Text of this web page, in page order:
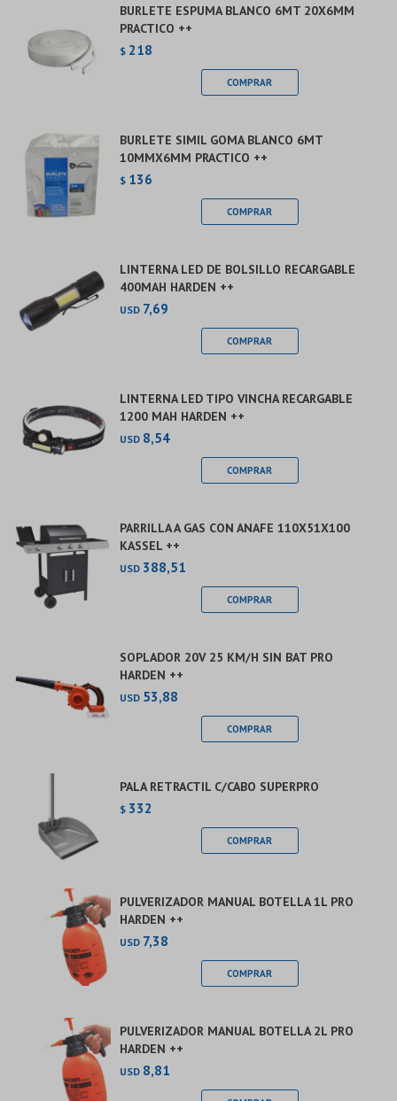
BURLETE ESPUMA BLANCO 6MT 20X6MM
PRACTICO ++
$ 218
BURLETE SIMIL GOMA BLANCO 6MT
10MMX6MM PRACTICO ++
$ 136
LINTERNA LED DE BOLSILLO RECARGABLE
400MAH HARDEN ++
USD 7,69
LINTERNA LED TIPO VINCHA RECARGABLE
1200 MAH HARDEN ++
USD 8,54
PARRILLA A GAS CON ANAFE 110X51X100
KASSEL ++
USD 388,51
SOPLADOR 20V 25 KM/H SIN BAT PRO
HARDEN ++
USD 53,88
PALA RETRACTIL C/CABO SUPERPRO
$ 332
PULVERIZADOR MANUAL BOTELLA 1L PRO
HARDEN ++
USD 7,38
PULVERIZADOR MANUAL BOTELLA 2L PRO
HARDEN ++
USD 8,81